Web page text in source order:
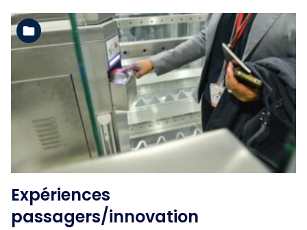
Voir l'album
Expériences
passagers/innovation